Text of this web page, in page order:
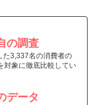
の調査
た3,337名の消費者の
対象に徹底比較してい
データ